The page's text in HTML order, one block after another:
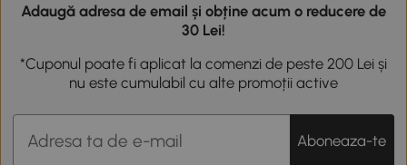
Adaugă adresa de email și obține acum o reducere de
30 Lei!
*Cuponul poate fi aplicat la comenzi de peste 200 Lei și
nu este cumulabil cu alte promoții active
Aboneaza-te